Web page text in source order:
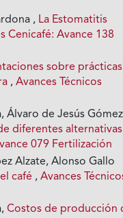
, La Estomatitis
Cenicafé: Avance 138
sobre
,Avances Técnicos
Álvaro de Jesús Gómez
diferentes
079 Fertilización
Alzate, Alonso Gallo
café ,Avances
Costos de producción